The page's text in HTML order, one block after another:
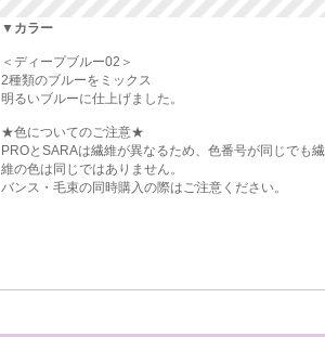
▼カラー
＜ディープブルー02＞
2種類のブルーをミックス
明るいブルーに仕上げました。
★色についてのご注意★
PROとSARAは繊維が異なるため、色番号が同じでも繊
維の色は同じではありません。
バンス・毛束の同時購入の際はご注意ください。